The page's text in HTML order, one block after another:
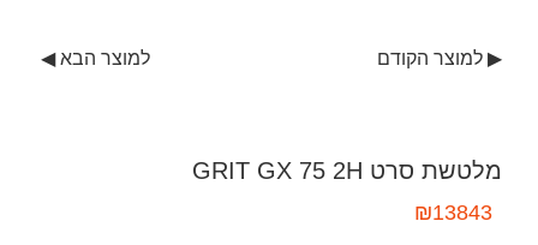
▶ למוצר הקודם למוצר הבא ◀
מלטשת סרט GRIT GX 75 2H
₪13843